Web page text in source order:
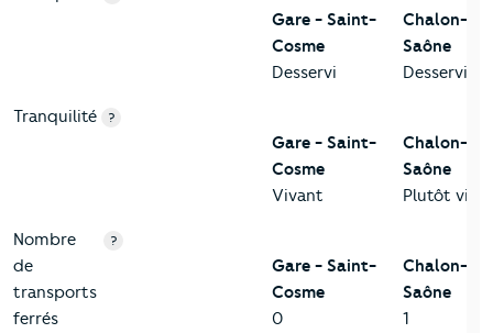
Gare - Saint-
Cosme
Desservi
Chalon-
Saône
Desservi
Tranquilité ?
Gare - Saint-
Cosme
Vivant
Chalon-
Saône
Plutôt
Nombre
de
transports
ferrés
?
Gare - Saint-
Cosme
0
Chalon-
Saône
1